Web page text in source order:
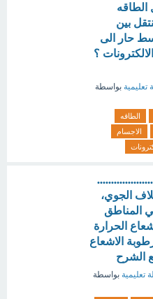
الطاقه
بين
حار الى
؟
تعليمية بواسطة
الطاقه
الاجسام
....................
الجوي،
المناطق
الحرارة
الاشعاع
الشرح
تعليمية بواسطة